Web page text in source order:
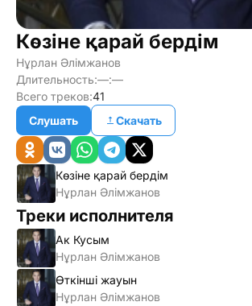
Көзіне қарай бердім
Нұрлан Әлімжанов
Длительность:—:—
Всего треков:41
Слушать
Скачать
Көзіне қарай бердім
Нұрлан Әлімжанов
Треки исполнителя
Ак Кусым
Нұрлан Әлiмжанов
Өткiншi жауын
Нұрлан Әлiмжанов